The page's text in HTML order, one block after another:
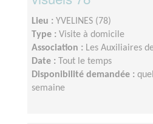
Lieu : YVELINES (78)
Type : Visite à domicile
Association : Les Auxiliaires
Date :
Tout le temps
Disponibilité demandée :
semaine